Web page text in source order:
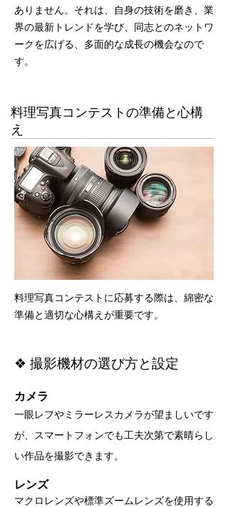
ありません。それは、自身の技術を磨き、業
界の最新トレンドを学び、同志とのネットワ
ークを広げる、多面的な成長の機会なので
す。
料理写真コンテストの準備と心構
え
料理写真コンテストに応募する際は、綿密な
準備と適切な心構えが重要です。
❖ 撮影機材の選び方と設定
カメラ
一眼レフやミラーレスカメラが望ましいです
が、スマートフォンでも工夫次第で素晴らし
い作品を撮影できます。
レンズ
マクロレンズや標準ズームレンズを使用する